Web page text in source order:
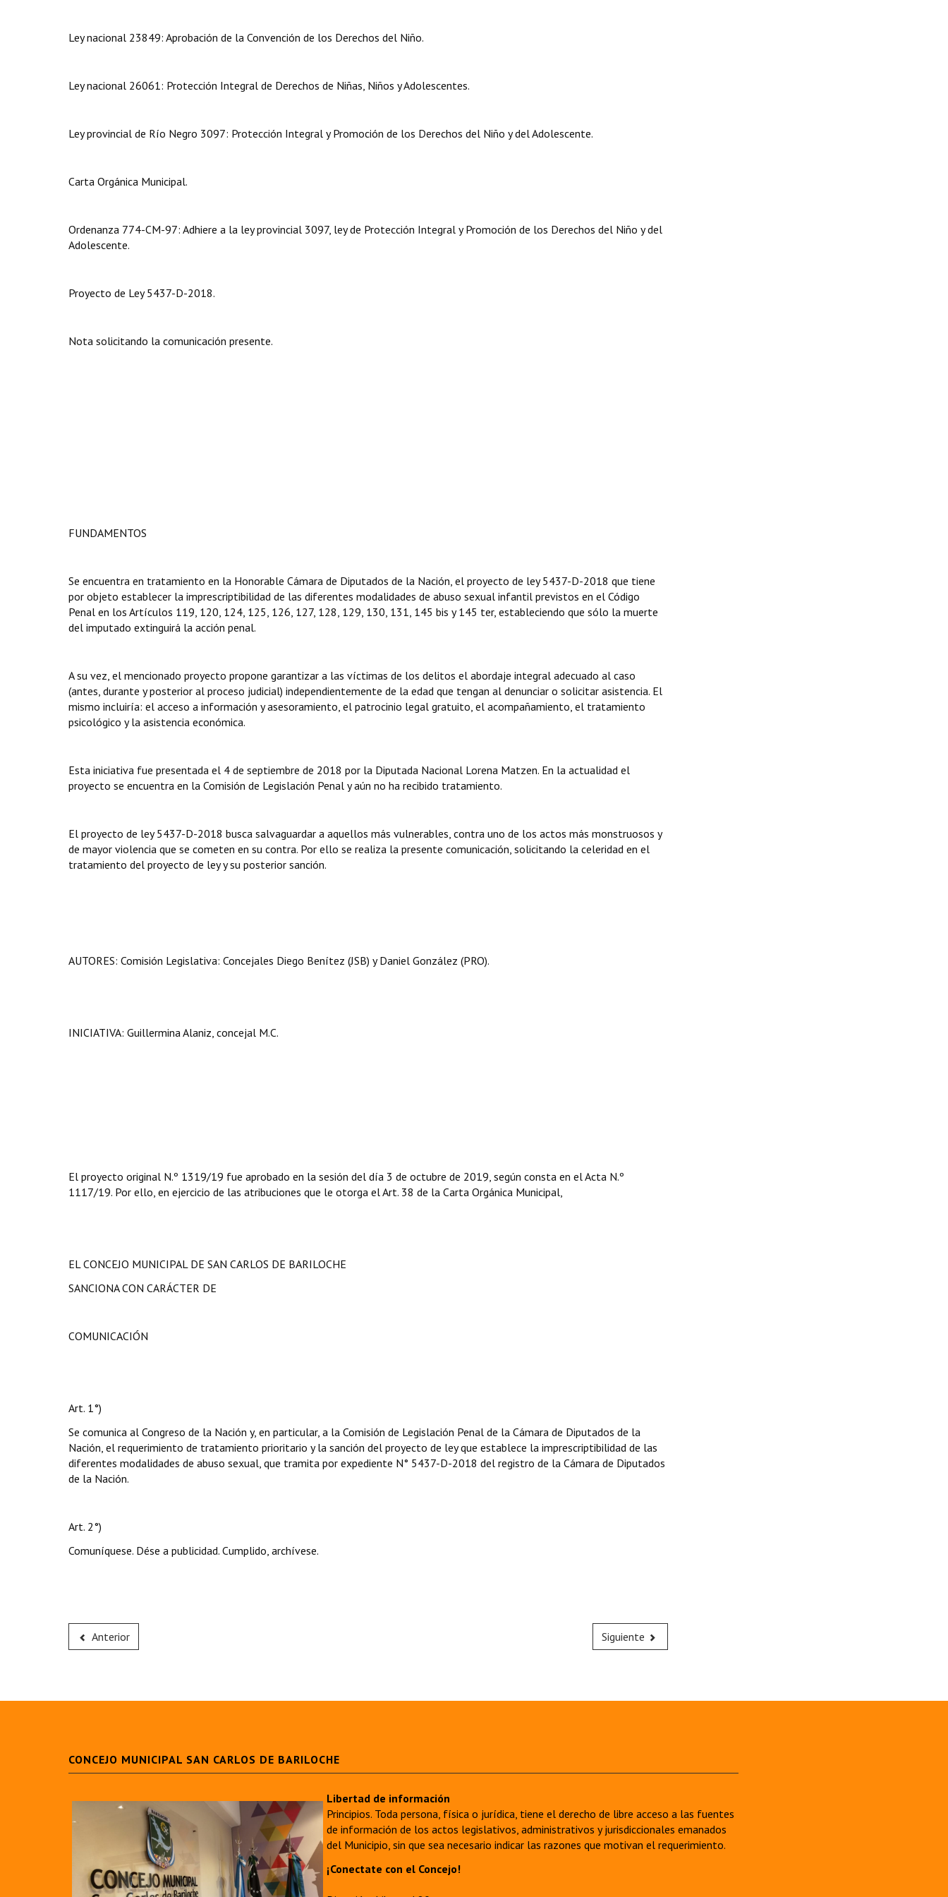
Ley nacional 23849: Aprobación de la Convención de los Derechos del Niño.
Ley nacional 26061: Protección Integral de Derechos de Niñas, Niños y Adolescentes.
Ley provincial de Río Negro 3097: Protección Integral y Promoción de los Derechos del Niño y del Adolescente.
Carta Orgánica Municipal.
Ordenanza 774-CM-97: Adhiere a la ley provincial 3097, ley de Protección Integral y Promoción de los Derechos del Niño y del
Adolescente.
Proyecto de Ley 5437-D-2018.
Nota solicitando la comunicación presente.
FUNDAMENTOS
Se encuentra en tratamiento en la Honorable Cámara de Diputados de la Nación, el proyecto de ley 5437-D-2018 que tiene
por objeto establecer la imprescriptibilidad de las diferentes modalidades de abuso sexual infantil previstos en el Código
Penal en los Artículos 119, 120, 124, 125, 126, 127, 128, 129, 130, 131, 145 bis y 145 ter, estableciendo que sólo la muerte
del imputado extinguirá la acción penal.
A su vez, el mencionado proyecto propone garantizar a las víctimas de los delitos el abordaje integral adecuado al caso
(antes, durante y posterior al proceso judicial) independientemente de la edad que tengan al denunciar o solicitar asistencia. El
mismo incluiría: el acceso a información y asesoramiento, el patrocinio legal gratuito, el acompañamiento, el tratamiento
psicológico y la asistencia económica.
Esta iniciativa fue presentada el 4 de septiembre de 2018 por la Diputada Nacional Lorena Matzen. En la actualidad el
proyecto se encuentra en la Comisión de Legislación Penal y aún no ha recibido tratamiento.
El proyecto de ley 5437-D-2018 busca salvaguardar a aquellos más vulnerables, contra uno de los actos más monstruosos y
de mayor violencia que se cometen en su contra. Por ello se realiza la presente comunicación, solicitando la celeridad en el
tratamiento del proyecto de ley y su posterior sanción.
AUTORES: Comisión Legislativa: Concejales Diego Benítez (JSB) y Daniel González (PRO).
INICIATIVA: Guillermina Alaniz, concejal M.C.
El proyecto original N.º 1319/19 fue aprobado en la sesión del día 3 de octubre de 2019, según consta en el Acta N.º
1117/19. Por ello, en ejercicio de las atribuciones que le otorga el Art. 38 de la Carta Orgánica Municipal,
EL CONCEJO MUNICIPAL DE SAN CARLOS DE BARILOCHE
SANCIONA CON CARÁCTER DE
COMUNICACIÓN
Art. 1°)
Se comunica al Congreso de la Nación y, en particular, a la Comisión de Legislación Penal de la Cámara de Diputados de la
Nación, el requerimiento de tratamiento prioritario y la sanción del proyecto de ley que establece la imprescriptibilidad de las
diferentes modalidades de abuso sexual, que tramita por expediente N° 5437-D-2018 del registro de la Cámara de Diputados
de la Nación.
Art. 2°)
Comuníquese. Dése a publicidad. Cumplido, archívese.
Anterior Siguiente
CONCEJO MUNICIPAL SAN CARLOS DE BARILOCHE
Libertad de información
Principios. Toda persona, física o jurídica, tiene el derecho de libre acceso a las fuentes
de información de los actos legislativos, administrativos y jurisdiccionales emanados
del Municipio, sin que sea necesario indicar las razones que motivan el requerimiento.
¡Conectate con el Concejo!